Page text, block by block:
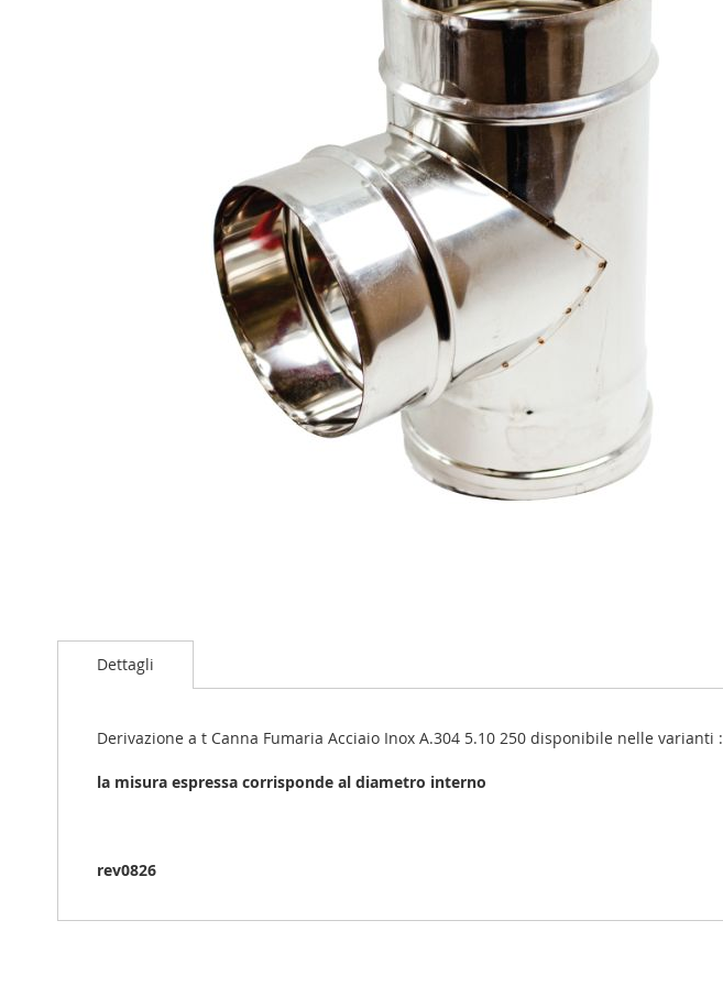
all'inizio
immagini
Dettagli
Derivazione a t Canna Fumaria Acciaio Inox A.304 5.10 250 disponibile nelle varianti :
la misura espressa corrisponde al diametro interno
rev0826